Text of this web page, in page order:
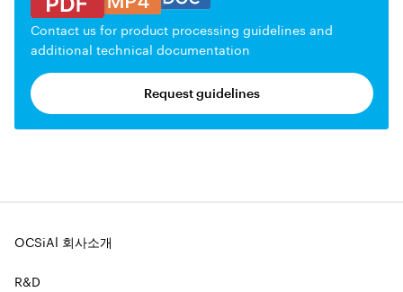
Contact us for product processing guidelines and
additional technical documentation
Request guidelines
OCSiAl 회사소개
R&D